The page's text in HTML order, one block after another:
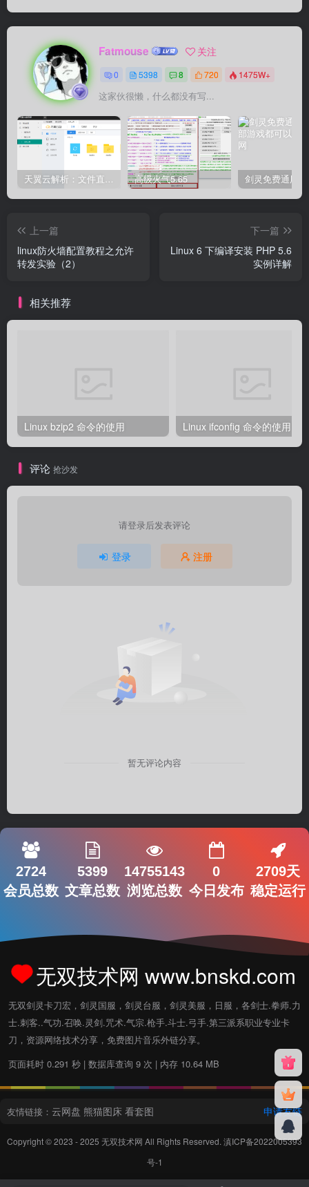
Fatmouse 关注
0 5398 8 720 1475W+
这家伙很懒，什么都没有写...
天翼云解析：文件直链获取源码 高级火气5.65
上一篇
linux防火墙配置教程之允许
转发实验（2）
下一篇
Linux 6 下编译安装 PHP 5.6
实例详解
相关推荐
Linux bzip2 命令的使用 Linux ifconfig 命令的使用
评论 抢沙发
请登录后发表评论
登录 注册
暂无评论内容
2724
会员总数
5399
文章总数
14755143
浏览总数
0
今日发布
2709天
稳定运行
无双技术网 www.bnskd.com
无双剑灵卡刀宏，剑灵国服，剑灵台服，剑灵美服，日服，各剑士.拳师.力
士.刺客..气功.召唤.灵剑.咒术.气宗.枪手.斗士.弓手.第三派系职业专业卡
刀，资源网络技术分享，免费图片音乐外链分享。
页面耗时 0.291 秒 | 数据库查询 9 次 | 内存 10.64 MB
友情链接： 云网盘 熊猫图床 看套图 申请友链
Copyright © 2023 - 2025 无双技术网 All Rights Reserved. 滇ICP备2022005393
号-1